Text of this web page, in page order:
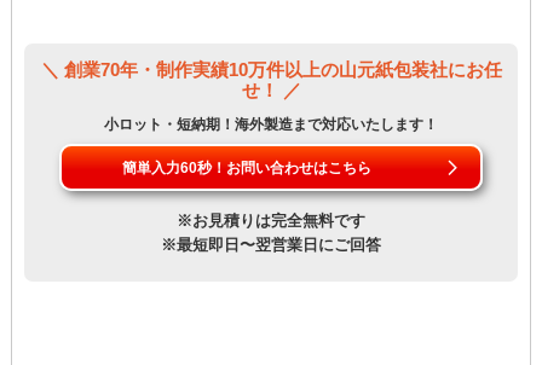
＼ 創業70年・制作実績10万件以上の山元紙包装社にお任
せ！ ／
小ロット・短納期！海外製造まで対応いたします！
簡単入力60秒！お問い合わせはこちら
※お見積りは完全無料です
※最短即日〜翌営業日にご回答